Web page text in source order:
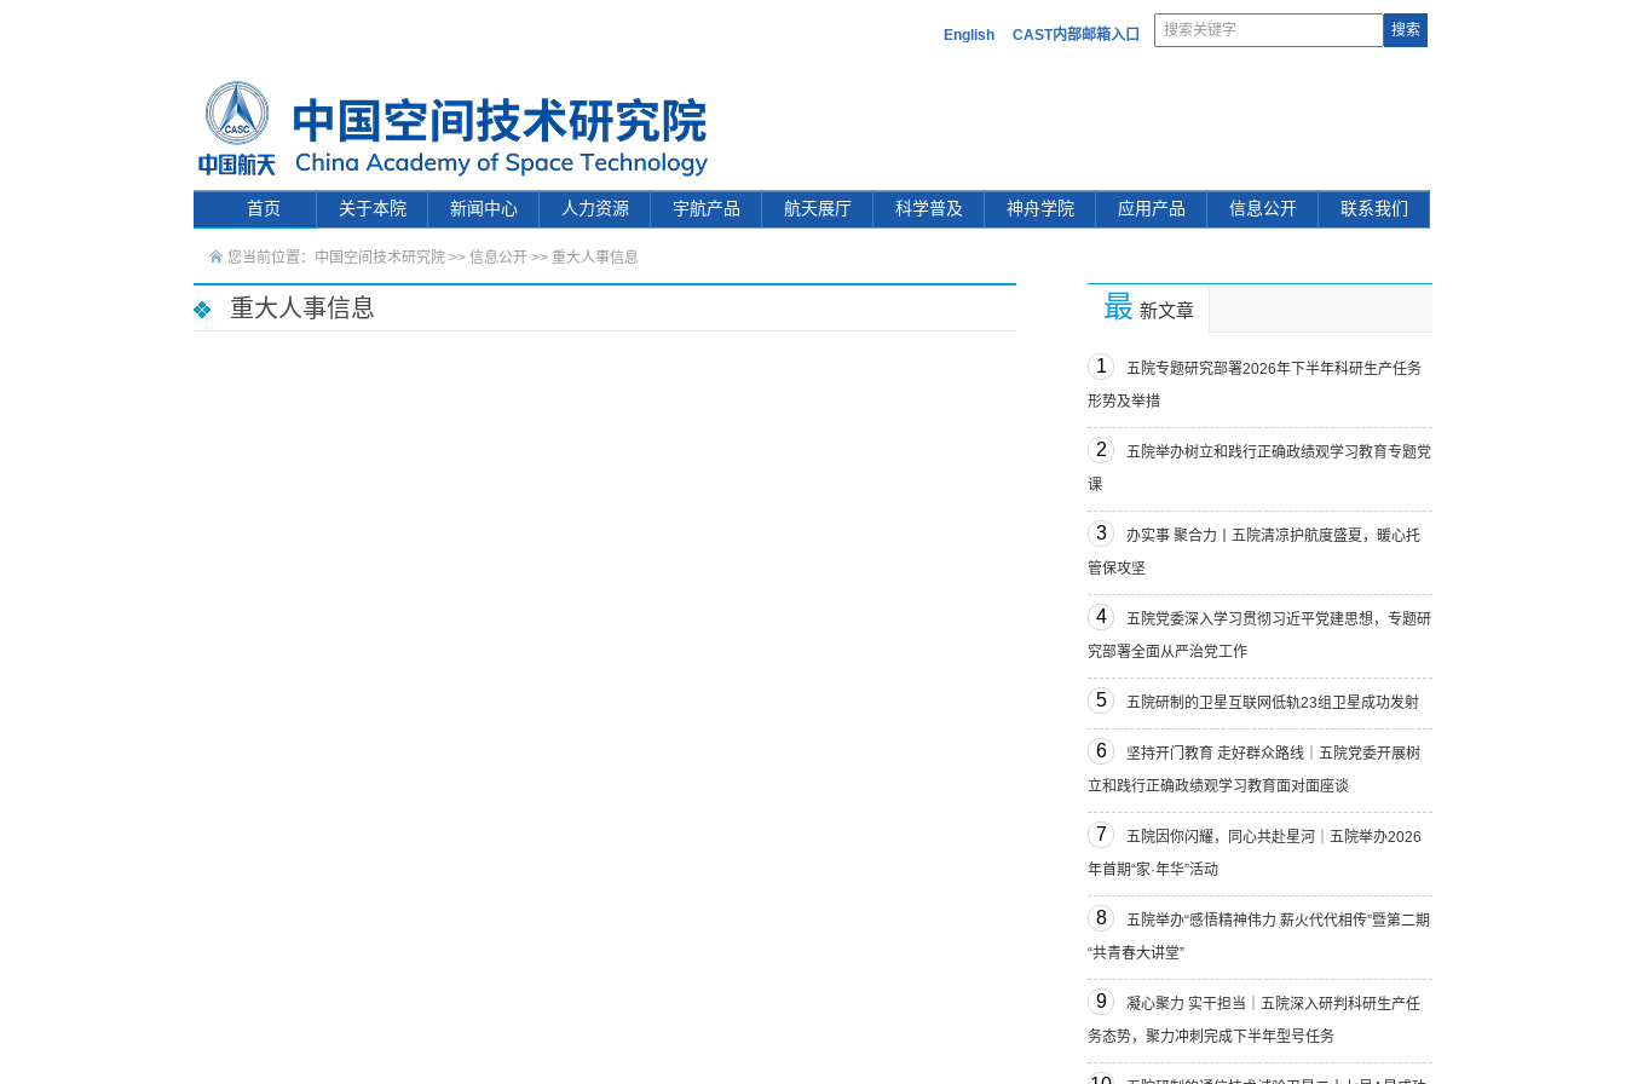
English CAST内部邮箱入口
首页 关于本院 新闻中心 人力资源 宇航产品 航天展厅 科学普及 神舟学院 应用产品 信息公开 联系我们
您当前位置： 中国空间技术研究院 >> 信息公开 >> 重大人事信息
重大人事信息 最 新文章
1
五院专题研究部署2026年下半年科研生产任务
形势及举措
2
五院举办树立和践行正确政绩观学习教育专题党
课
3
办实事 聚合力丨五院清凉护航度盛夏，暖心托
管保攻坚
4
五院党委深入学习贯彻习近平党建思想，专题研
究部署全面从严治党工作
5 五院研制的卫星互联网低轨23组卫星成功发射
6
坚持开门教育 走好群众路线｜五院党委开展树
立和践行正确政绩观学习教育面对面座谈
7
五院因你闪耀，同心共赴星河｜五院举办2026
年首期“家·年华”活动
8
五院举办“感悟精神伟力 薪火代代相传”暨第二期
“共青春大讲堂”
9
凝心聚力 实干担当｜五院深入研判科研生产任
务态势，聚力冲刺完成下半年型号任务